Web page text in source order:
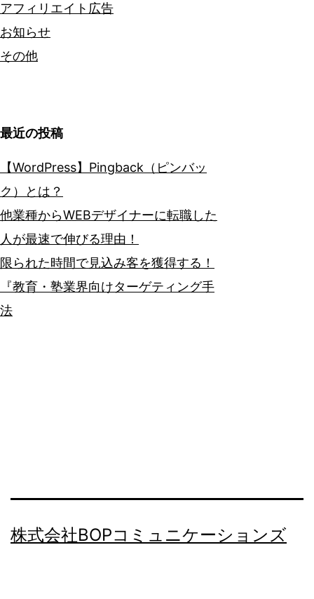
アフィリエイト広告
お知らせ
その他
最近の投稿
【WordPress】Pingback（ピンバッ
ク）とは？
他業種からWEBデザイナーに転職した
人が最速で伸びる理由！
限られた時間で見込み客を獲得する！
『教育・塾業界向けターゲティング手
法
株式会社BOPコミュニケーションズ